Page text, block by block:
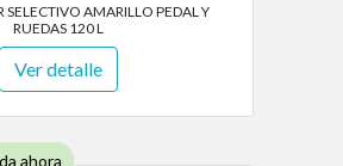
SELECTIVO AMARILLO PEDAL Y
RUEDAS 120 L
Ver detalle
ahora